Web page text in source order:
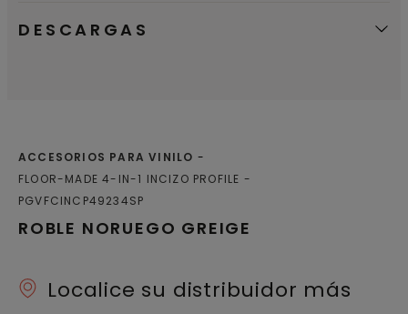
DESCARGAS
ROBLE NORUEGO GREIGE
ACCESORIOS PARA VINILO
FLOOR-MADE 4-IN-1 INCIZO PROFILE
PGVFCINCP49234SP
Localice su distribuidor más